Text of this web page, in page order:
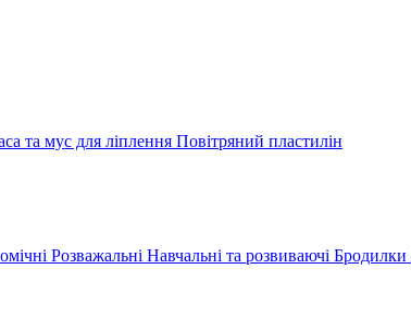
та мус для ліплення Повітряний пластилін
Розважальні Навчальні та розвиваючі Бродилки